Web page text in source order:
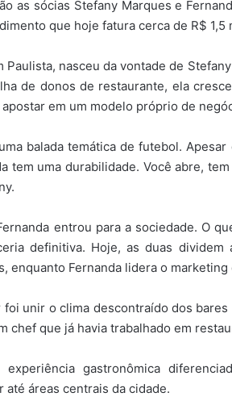
as sócias Stefany Marques e
que hoje fatura cerca de R$ 1,5
Paulista, nasceu da vontade de
de donos de restaurante, ela
em um modelo próprio de
balada temática de futebol.
tem uma durabilidade. Você abre,
entrou para a sociedade. O
definitiva. Hoje, as duas
enquanto Fernanda lidera o marketing
unir o clima descontraído dos
chef que já havia trabalhado em
gastronômica
até áreas centrais da cidade.